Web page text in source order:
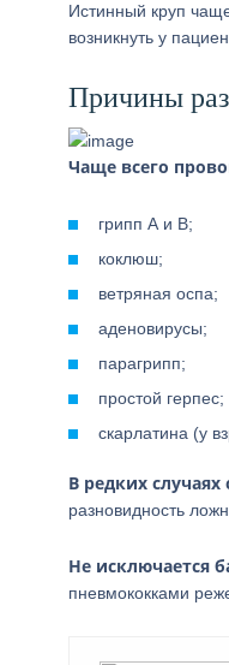
Истинный круп
возникнуть у
Причины
Чаще всего
грипп А и В;
коклюш;
ветряная оспа;
аденовирусы;
парагрипп;
простой герпес;
скарлатина (у
В редких
разновидность
Не исключается
пневмококками